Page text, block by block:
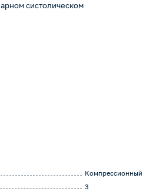
систолическом
Компрессионный
3